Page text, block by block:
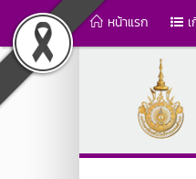
หน้าแรก